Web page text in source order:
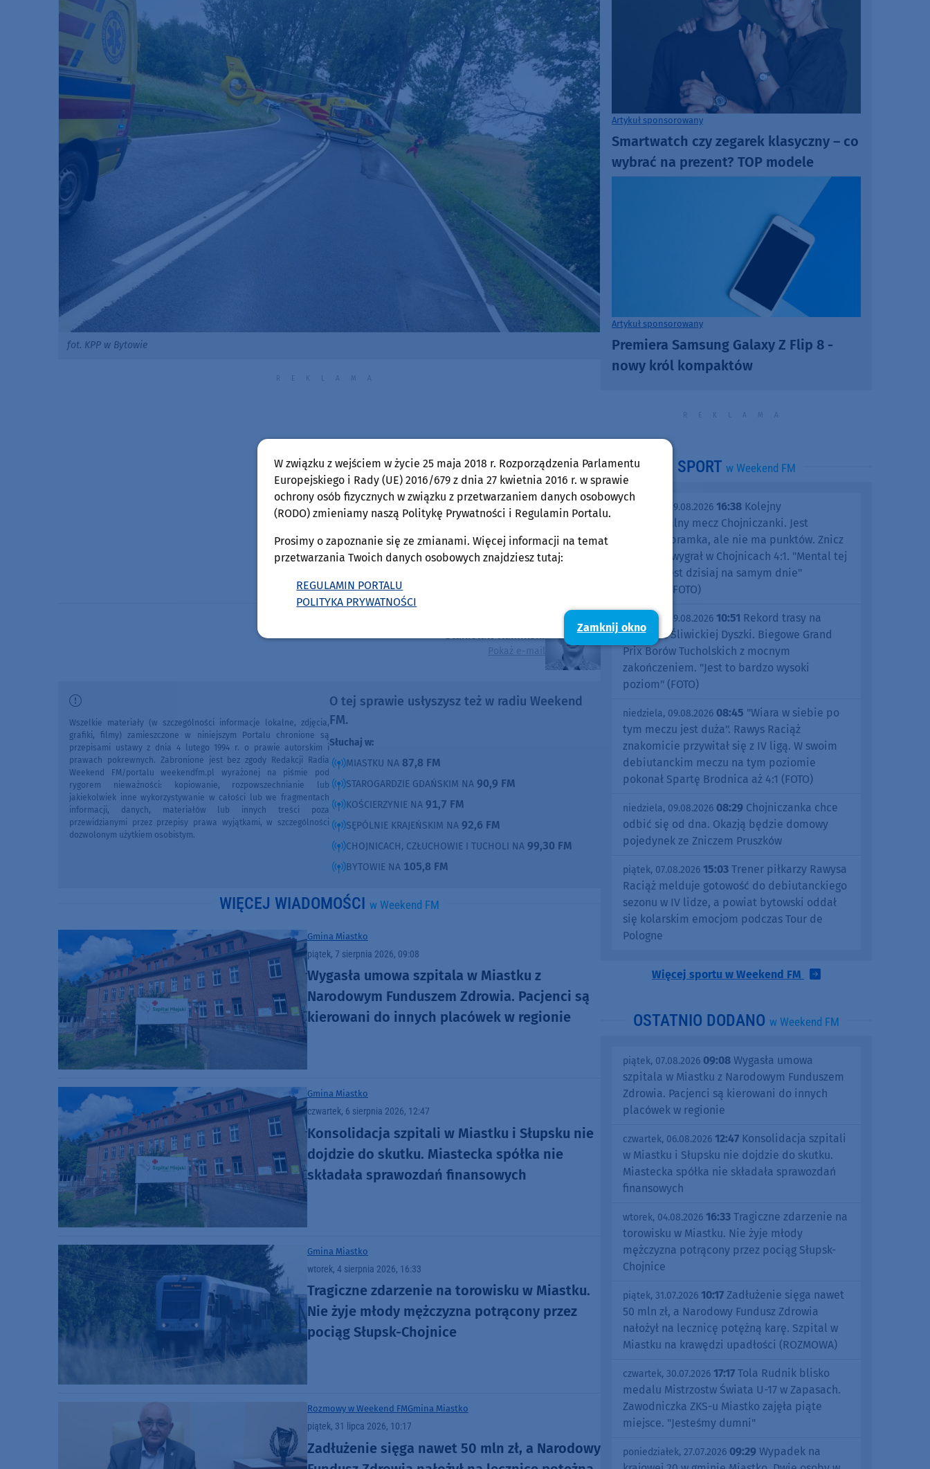
fot. KPP w Bytowie
Pokaż e-mail
O tej sprawie usłyszysz też w radiu Weekend
FM.
Słuchaj w:
MIASTKU NA 87,8 FM
STAROGARDZIE GDAŃSKIM NA 90,9 FM
KOŚCIERZYNIE NA 91,7 FM
SĘPÓLNIE KRAJEŃSKIM NA 92,6 FM
CHOJNICACH, CZŁUCHOWIE I TUCHOLI NA 99,30 FM
BYTOWIE NA 105,8 FM
Wszelkie materiały (w szczególności informacje lokalne, zdjęcia,
grafiki, filmy) zamieszczone w niniejszym Portalu chronione są
przepisami ustawy z dnia 4 lutego 1994 r. o prawie autorskim i
prawach pokrewnych. Zabronione jest bez zgody Redakcji Radia
Weekend FM/portalu weekendfm.pl wyrażonej na piśmie pod
rygorem nieważności: kopiowanie, rozpowszechnianie lub
jakiekolwiek inne wykorzystywanie w całości lub we fragmentach
informacji, danych, materiałów lub innych treści poza
przewidzianymi przez przepisy prawa wyjątkami, w szczególności
dozwolonym użytkiem osobistym.
WIĘCEJ WIADOMOŚCI w Weekend FM
Gmina Miastko
piątek, 7 sierpnia 2026, 09:08
Wygasła umowa szpitala w Miastku z
Narodowym Funduszem Zdrowia. Pacjenci są
kierowani do innych placówek w regionie
Gmina Miastko
czwartek, 6 sierpnia 2026, 12:47
Konsolidacja szpitali w Miastku i Słupsku nie
dojdzie do skutku. Miastecka spółka nie
składała sprawozdań finansowych
Gmina Miastko
wtorek, 4 sierpnia 2026, 16:33
Tragiczne zdarzenie na torowisku w Miastku.
Nie żyje młody mężczyzna potrącony przez
pociąg Słupsk-Chojnice
Rozmowy w Weekend FMGmina Miastko
piątek, 31 lipca 2026, 10:17
Zadłużenie sięga nawet 50 mln zł, a Narodowy
Artykuł sponsorowany
Smartwatch czy zegarek klasyczny – co
wybrać na prezent? TOP modele
Artykuł sponsorowany
Premiera Samsung Galaxy Z Flip 8 -
nowy król kompaktów
SPORT w Weekend FM
niedziela, 09.08.2026 16:38 Kolejny
katastrofalny mecz Chojniczanki. Jest
pierwsza bramka, ale nie ma punktów. Znicz
Pruszków wygrał w Chojnicach 4:1. "Mental tej
drużyny jest dzisiaj na samym dnie"
(RELACJA, FOTO)
niedziela, 09.08.2026 10:51 Rekord trasy na
jubileusz Śliwickiej Dyszki. Biegowe Grand
Prix Borów Tucholskich z mocnym
zakończeniem. "Jest to bardzo wysoki
poziom" (FOTO)
niedziela, 09.08.2026 08:45 "Wiara w siebie po
tym meczu jest duża". Rawys Raciąż
znakomicie przywitał się z IV ligą. W swoim
debiutanckim meczu na tym poziomie
pokonał Spartę Brodnica aż 4:1 (FOTO)
niedziela, 09.08.2026 08:29 Chojniczanka chce
odbić się od dna. Okazją będzie domowy
pojedynek ze Zniczem Pruszków
piątek, 07.08.2026 15:03 Trener piłkarzy Rawysa
Raciąż melduje gotowość do debiutanckiego
sezonu w IV lidze, a powiat bytowski oddał
się kolarskim emocjom podczas Tour de
Pologne
Więcej sportu w Weekend FM
OSTATNIO DODANO w Weekend FM
piątek, 07.08.2026 09:08 Wygasła umowa
szpitala w Miastku z Narodowym Funduszem
Zdrowia. Pacjenci są kierowani do innych
placówek w regionie
czwartek, 06.08.2026 12:47 Konsolidacja szpitali
w Miastku i Słupsku nie dojdzie do skutku.
Miastecka spółka nie składała sprawozdań
finansowych
wtorek, 04.08.2026 16:33 Tragiczne zdarzenie na
torowisku w Miastku. Nie żyje młody
mężczyzna potrącony przez pociąg Słupsk-
Chojnice
piątek, 31.07.2026 10:17 Zadłużenie sięga nawet
50 mln zł, a Narodowy Fundusz Zdrowia
nałożył na lecznicę potężną karę. Szpital w
Miastku na krawędzi upadłości (ROZMOWA)
czwartek, 30.07.2026 17:17 Tola Rudnik blisko
medalu Mistrzostw Świata U-17 w Zapasach.
Zawodniczka ZKS-u Miastko zajęła piąte
miejsce. "Jesteśmy dumni"
poniedziałek, 27.07.2026 09:29 Wypadek na
W związku z wejściem w życie 25 maja 2018 r. Rozporządzenia Parlamentu
Europejskiego i Rady (UE) 2016/679 z dnia 27 kwietnia 2016 r. w sprawie
ochrony osób fizycznych w związku z przetwarzaniem danych osobowych
(RODO) zmieniamy naszą Politykę Prywatności i Regulamin Portalu.
Prosimy o zapoznanie się ze zmianami. Więcej informacji na temat
przetwarzania Twoich danych osobowych znajdziesz tutaj:
REGULAMIN PORTALU
POLITYKA PRYWATNOŚCI
Zamknij okno